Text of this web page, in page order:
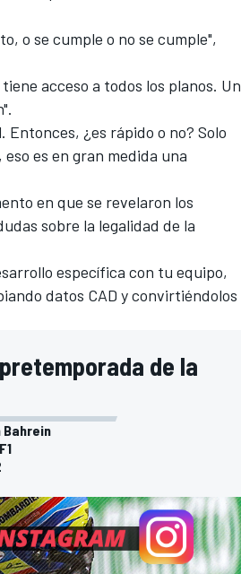
o se cumple o no se cumple",
acceso a todos los planos. Un
¿es rápido o no? Solo
es en gran medida una
en que se revelaron los
sobre la legalidad de la
específica con tu equipo,
datos CAD y convirtiéndolos
de la